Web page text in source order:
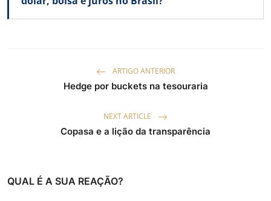
ARTIGO ANTERIOR
Hedge por buckets na tesouraria
NEXT ARTICLE
Copasa e a lição da transparência
QUAL É A SUA REAÇÃO?